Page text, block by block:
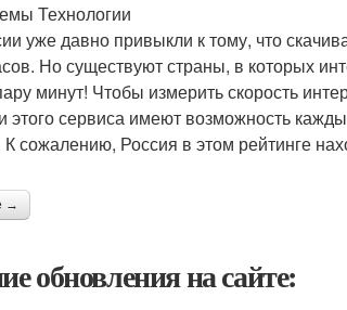
Технологии
уже давно привыкли к тому, что
Но существуют страны, в которых
минут! Чтобы измерить скорость
этого сервиса имеют возможность
К сожалению, Россия в этом рейтинге
→
обновления на сайте: